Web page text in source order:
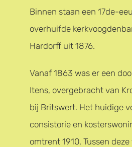
Binnen staan een 17de-
overhuifde
Hardorff uit 1876.
Vanaf 1863 was er een
Itens, overgebracht van
bij Britswert. Het huidige
consistorie en
omtrent 1910. Tussen